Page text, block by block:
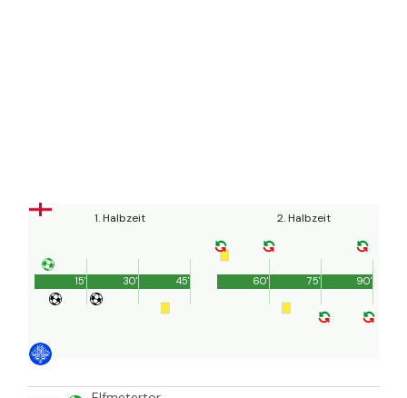
1. Halbzeit
45'
15' 30'
2. Halbzeit
90'
60' 75'